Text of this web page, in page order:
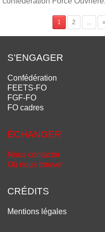
1 2 »
S'ENGAGER
Confédération
FEETS-FO
FGF-FO
FO cadres
ÉCHANGER
Nous contacter
Où nous trouver
CRÉDITS
Mentions légales